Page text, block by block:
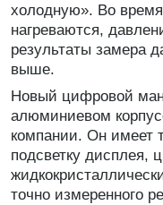
холодную». Во
нагреваются,
результаты замера
выше.
Новый цифровой
алюминиевом
компании. Он имеет
подсветку дисплея,
точно измеренного